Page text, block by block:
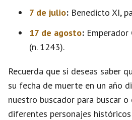
7 de julio: Benedicto XI,
17 de agosto: Emperador
(n. 1243).
Recuerda que si deseas saber
su fecha de muerte en un año
nuestro buscador para buscar
diferentes personajes